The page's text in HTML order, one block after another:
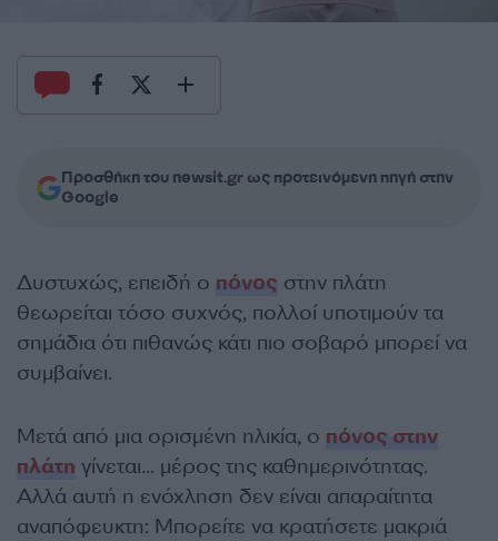
Προσθήκη του newsit.gr ως προτεινόμενη πηγή στην
Google
Δυστυχώς, επειδή ο πόνος στην πλάτη
θεωρείται τόσο συχνός, πολλοί υποτιμούν τα
σημάδια ότι πιθανώς κάτι πιο σοβαρό μπορεί να
συμβαίνει.
Μετά από μια ορισμένη ηλικία, ο πόνος στην
πλάτη γίνεται… μέρος της καθημερινότητας.
Αλλά αυτή η ενόχληση δεν είναι απαραίτητα
αναπόφευκτη: Μπορείτε να κρατήσετε μακριά